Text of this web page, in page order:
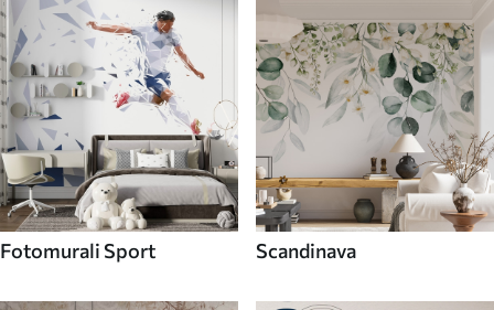
Fotomurali Sport Scandinava